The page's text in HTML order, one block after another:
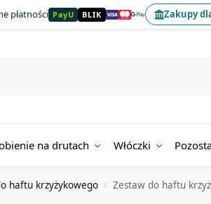
płatności PayU BLIK Zakupy
na drutach Włóczki
haftu krzyżykowego / Zestaw do haftu